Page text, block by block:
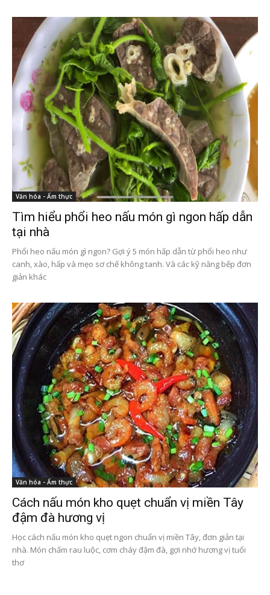
Văn hóa - Ẩm thực
Tìm hiểu phổi heo nấu món gì ngon hấp dẫn
tại nhà
Phổi heo nấu món gì ngon? Gợi ý 5 món hấp dẫn từ phổi heo như
canh, xào, hấp và mẹo sơ chế không tanh. Và các kỹ năng bếp đơn
giản khác
Văn hóa - Ẩm thực
Cách nấu món kho quẹt chuẩn vị miền Tây
đậm đà hương vị
Học cách nấu món kho quẹt ngon chuẩn vị miền Tây, đơn giản tại
nhà. Món chấm rau luộc, cơm cháy đậm đà, gợi nhớ hương vị tuổi
thơ